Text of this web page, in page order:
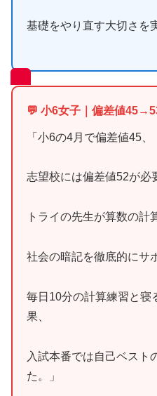
基礎をやり直す大切さを
💬 小6女子｜偏差値
「小6の4月で偏差値45、
志望校には偏差値52が必
トライの先生が算数の計
社会の暗記を徹底的にサ
毎日10分の計算練習と寝
果、
入試本番では自己ベスト
た。」